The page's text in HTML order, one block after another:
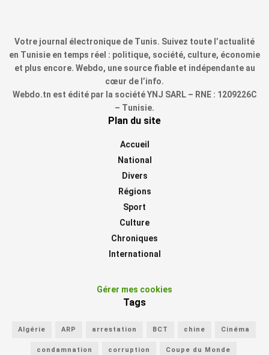
Votre journal électronique de Tunis. Suivez toute l’actualité
en Tunisie en temps réel : politique, société, culture, économie
et plus encore. Webdo, une source fiable et indépendante au
cœur de l’info.
Webdo.tn est édité par la société YNJ SARL – RNE : 1209226C
– Tunisie.
Plan du site
Accueil
National
Divers
Régions
Sport
Culture
Chroniques
International
Gérer mes cookies
Tags
Algérie ARP arrestation BCT chine Cinéma
condamnation corruption Coupe du Monde